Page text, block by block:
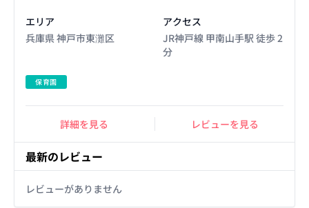
エリア
兵庫県 神戸市東灘区
アクセス
JR神戸線 甲南山手駅 徒歩 2
分
保育園
詳細を見る レビューを見る
最新のレビュー
レビューがありません